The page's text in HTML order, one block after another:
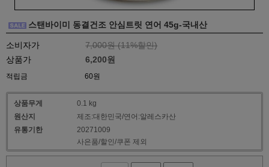
스탠바이미 동결건조 안심트릿 연어 45g-국내산
소비자가 7,000원 (11%할인)
상품가
6,200원
적립금 60원
상품무게
0.1 kg
원산지
제조:대한민국/연어:알레스카산
유통기한
20271009
사은품/할인/쿠폰 제외